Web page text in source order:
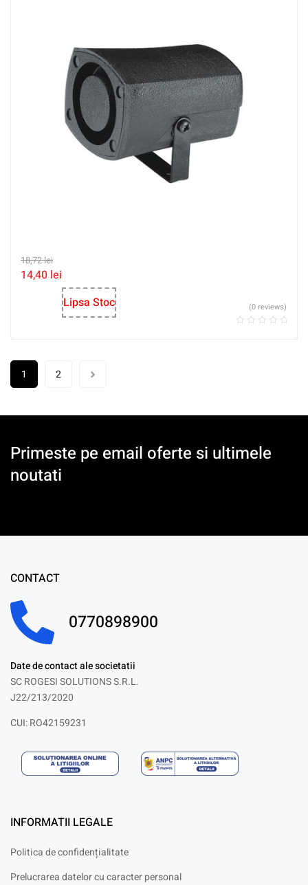
18,72lei
14,40 lei
Lipsa Stoc
(0 reviews)
1 2
Primeste pe email oferte si ultimele
noutati
CONTACT
0770898900
Date de contact ale societatii
SC ROGESI SOLUTIONS S.R.L.
J22/213/2020
CUI: RO42159231
INFORMATII LEGALE
Politica de confidențialitate
Prelucrarea datelor cu caracter personal